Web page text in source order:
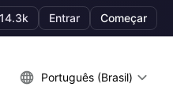
Entrar Começar
Português (Brasil)